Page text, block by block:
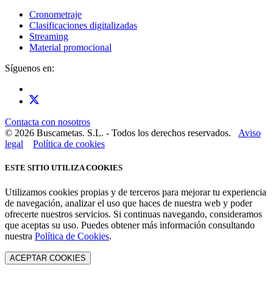
Cronometraje
Clasificaciones digitalizadas
Streaming
Material promocional
Síguenos en:
Contacta con nosotros
© 2026 Buscametas. S.L. - Todos los derechos reservados. Aviso
legal
Política de cookies
ESTE SITIO UTILIZA COOKIES
Utilizamos cookies propias y de terceros para mejorar tu experiencia
de navegación, analizar el uso que haces de nuestra web y poder
ofrecerte nuestros servicios. Si continuas navegando, consideramos
que aceptas su uso. Puedes obtener más información consultando
nuestra Política de Cookies.
ACEPTAR COOKIES